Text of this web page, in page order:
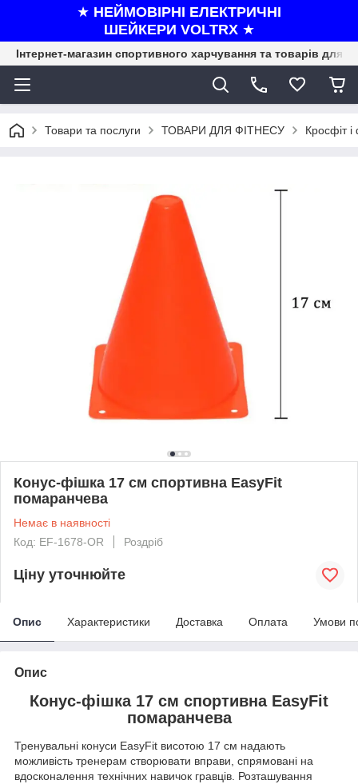
★ НЕЙМОВІРНІ ЕЛЕКТРИЧНІ
ШЕЙКЕРИ VOLTRX ★
Інтернет-магазин спортивного харчування та товарів для
Товари та послуги ТОВАРИ ДЛЯ ФІТНЕСУ Кросфіт
Конус-фішка 17 см спортивна EasyFit
помаранчева
Немає в наявності
Код: EF-1678-OR
Роздріб
Ціну уточнюйте
Опис Характеристики Доставка Оплата Умови
Опис
Конус-фішка 17 см спортивна EasyFit
помаранчева
Тренувальні конуси EasyFit висотою 17 см надають
можливість тренерам створювати вправи, спрямовані на
вдосконалення технічних навичок гравців. Розташування